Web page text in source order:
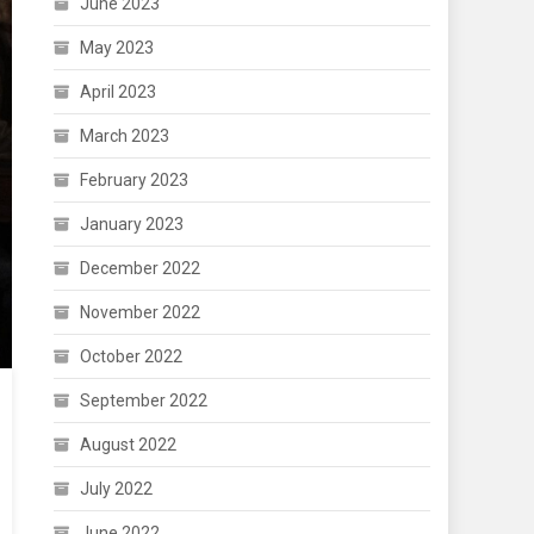
May 2023
April 2023
March 2023
February 2023
January 2023
December 2022
November 2022
October 2022
September 2022
August 2022
July 2022